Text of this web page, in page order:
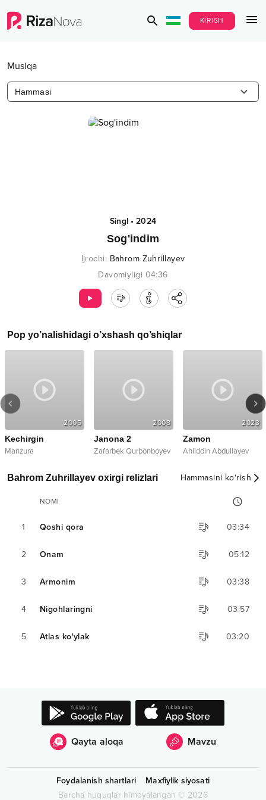
KIRISH
Musiqa
Hammasi
Singl•2024
Sog'indim
Ijrochi: Bahrom Zuhrillayev
Davomiyligi 04:36
Pop yo’nalishidagi o’xshash qo’shiqlar
2005
Kechirgin
Manzura
2008
Janona 2
Zafarbek Qurbonboyev
2023
Zamon
Ahliddin Abdullayev
Bahrom Zuhrillayev oxirgi relizlari Hammasini ko‘rish
NOMI
1 Qoshi qora 03:34
2 Onam 05:12
3 Armonim 03:38
4 Nigohlaringni 03:57
5 Atlas ko'ylak 03:20
Qayta aloqa Mavzu
Foydalanish shartlari
Maxfiylik siyosati
Barcha huquqlar himoyalangan © 2026